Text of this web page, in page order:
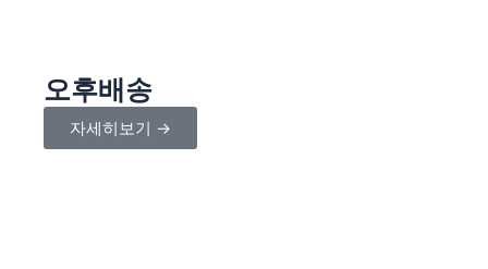
오후배송
자세히보기 →